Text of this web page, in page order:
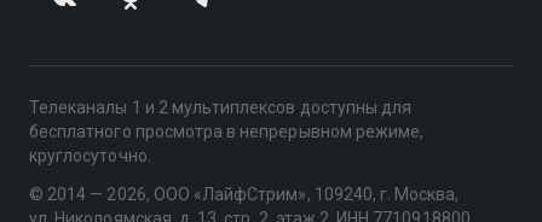
Телеканалы 1 и 2 мультиплексов доступны для
бесплатного просмотра в непрерывном режиме,
круглосуточно.
© 2014 — 2026, ООО «ЛайфСтрим», 109240, г. Москва,